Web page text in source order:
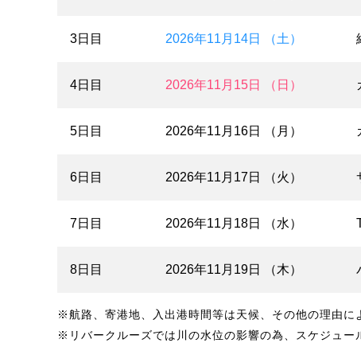
3日目 2026年11月14日 （土）
4日目 2026年11月15日 （日）
5日目 2026年11月16日 （月）
6日目 2026年11月17日 （火）
7日目 2026年11月18日 （水）
8日目 2026年11月19日 （木）
※航路、寄港地、入出港時間等は天候、その他の理由に
※リバークルーズでは川の水位の影響の為、スケジュー